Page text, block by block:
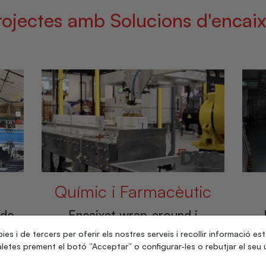
amb Solucions
Alimentari
Encaixat wrap-around de
càpsules de cafè
i de tercers per oferir els nostres serveis i recollir informació
prement el botó ”Acceptar” o configurar-les o rebutjar el seu